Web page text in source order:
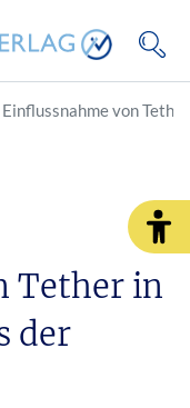
Einflussnahme von
Tether in
der